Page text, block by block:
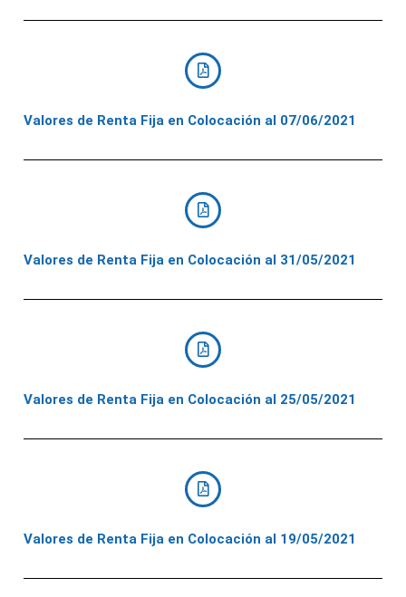
Valores de Renta Fija en Colocación al 07/06/2021
Valores de Renta Fija en Colocación al 31/05/2021
Valores de Renta Fija en Colocación al 25/05/2021
Valores de Renta Fija en Colocación al 19/05/2021